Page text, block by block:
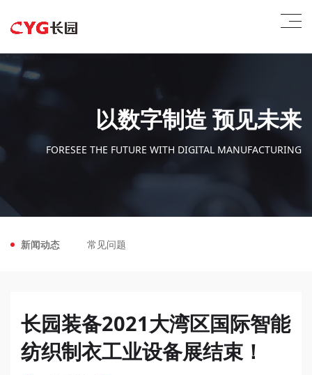
以数字制造 预见未来
FORESEE THE FUTURE WITH DIGITAL MANUFACTURING
新闻动态 常见问题
长园装备2021大湾区国际智能
纺织制衣工业设备展结束！